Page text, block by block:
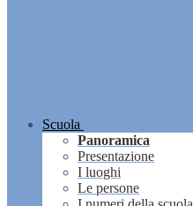
Scuola
Panoramica
Presentazione
I luoghi
Le persone